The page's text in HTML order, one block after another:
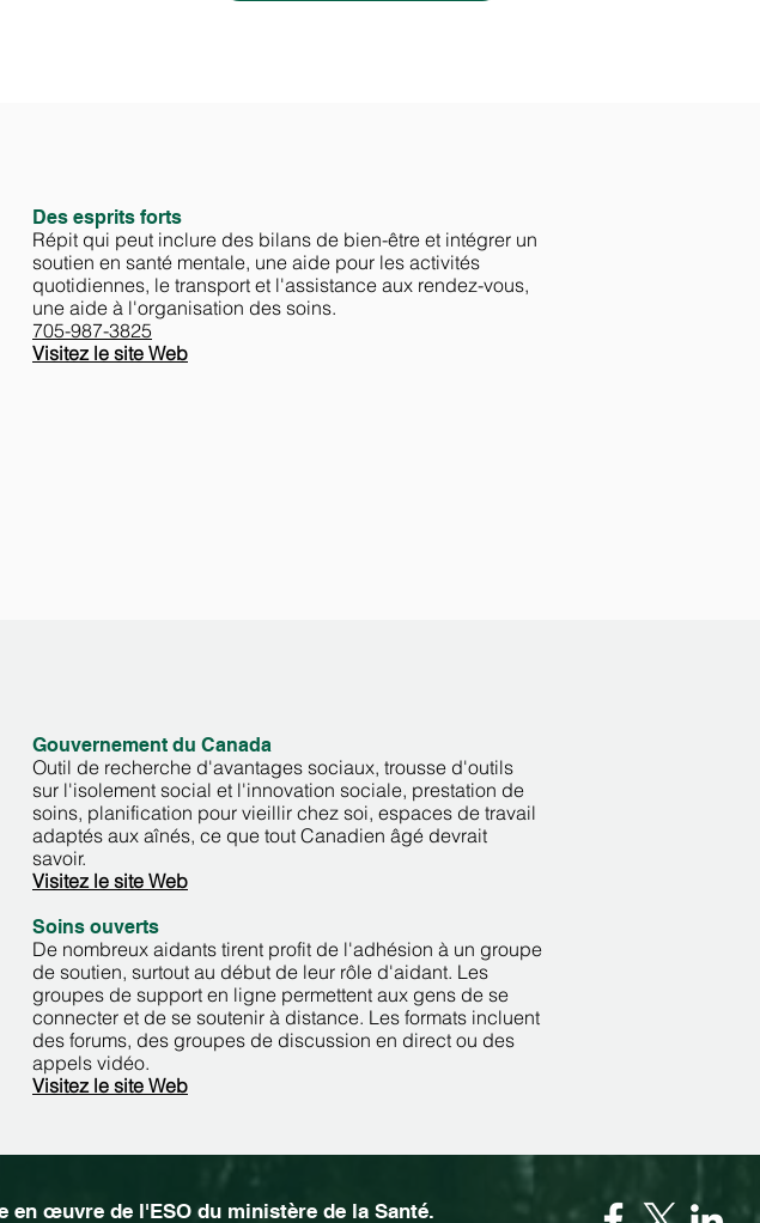
Des esprits forts
Répit qui peut inclure des bilans de bien-être et intégrer un
soutien en santé mentale, une aide pour les activités
quotidiennes, le transport et l'assistance aux rendez-vous,
une aide à l'organisation des soins.
705-987-3825
Visitez le site Web
Gouvernement du Canada
Outil de recherche d'avantages sociaux, trousse d'outils
sur l'isolement social et l'innovation sociale, prestation de
soins, planification pour vieillir chez soi, espaces de travail
adaptés aux aînés, ce que tout Canadien âgé devrait
savoir.
Visitez le site Web
Soins ouverts
De nombreux aidants tirent profit de l'adhésion à un groupe
de soutien, surtout au début de leur rôle d'aidant. Les
groupes de support en ligne permettent aux gens de se
connecter et de se soutenir à distance. Les formats incluent
des forums, des groupes de discussion en direct ou des
appels vidéo.
Visitez le site Web
en œuvre de l'ESO du ministère de la Santé.